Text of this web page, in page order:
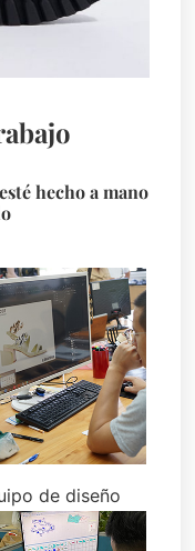
hecho a mano
de diseño